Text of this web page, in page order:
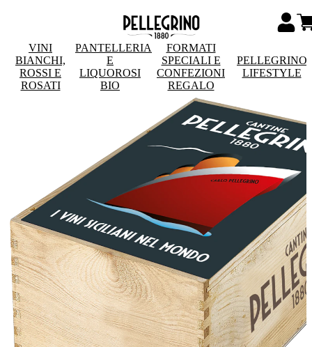
VINI
BIANCHI,
ROSSI E
ROSATI
PANTELLERIA
E
LIQUOROSI
BIO
FORMATI
SPECIALI E
CONFEZIONI
REGALO
PELLEGRINO
LIFESTYLE